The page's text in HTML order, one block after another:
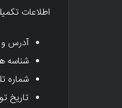
اطلاعات
آدرس
شناسه
شماره
تاریخ